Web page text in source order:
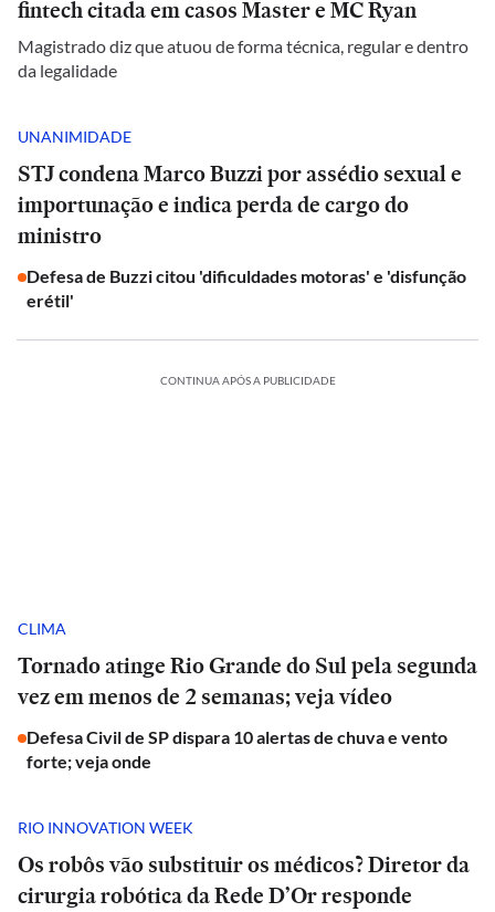
fintech citada em casos Master e MC Ryan
Magistrado diz que atuou de forma técnica, regular e dentro
da legalidade
UNANIMIDADE
STJ condena Marco Buzzi por assédio sexual e
importunação e indica perda de cargo do
ministro
Defesa de Buzzi citou 'dificuldades motoras' e 'disfunção
erétil'
CONTINUA APÓS A PUBLICIDADE
CLIMA
Tornado atinge Rio Grande do Sul pela segunda
vez em menos de 2 semanas; veja vídeo
Defesa Civil de SP dispara 10 alertas de chuva e vento
forte; veja onde
RIO INNOVATION WEEK
Os robôs vão substituir os médicos? Diretor da
cirurgia robótica da Rede D’Or responde